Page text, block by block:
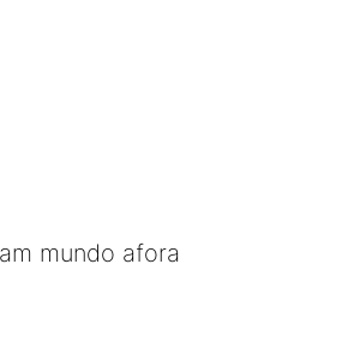
mundo afora